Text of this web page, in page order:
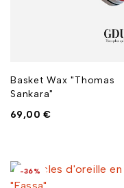
Basket Wax "Thomas
Sankara"
69,00€
-36%